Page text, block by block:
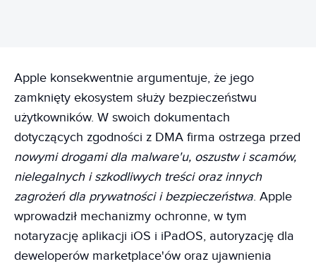
Apple konsekwentnie argumentuje, że jego
zamknięty ekosystem służy bezpieczeństwu
użytkowników. W swoich dokumentach
dotyczących zgodności z DMA firma ostrzega przed
nowymi drogami dla malware'u, oszustw i scamów,
nielegalnych i szkodliwych treści oraz innych
zagrożeń dla prywatności i bezpieczeństwa. Apple
wprowadził mechanizmy ochronne, w tym
notaryzację aplikacji iOS i iPadOS, autoryzację dla
deweloperów marketplace'ów oraz ujawnienia